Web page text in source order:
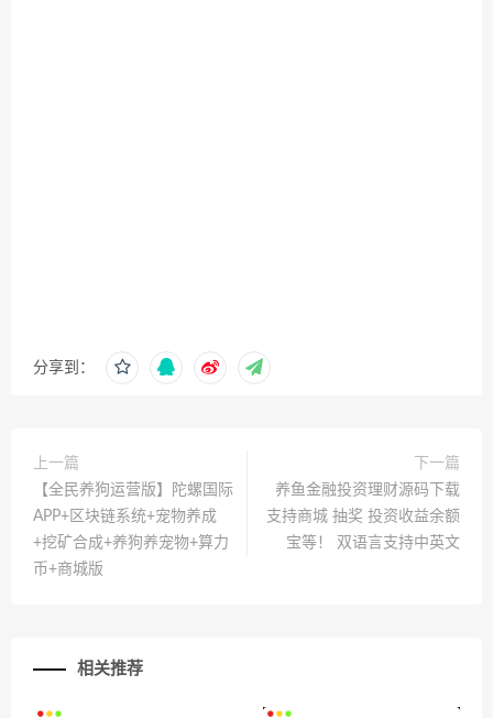
分享到：
上一篇
【全民养狗运营版】陀螺国际
APP+区块链系统+宠物养成
+挖矿合成+养狗养宠物+算力
币+商城版
下一篇
养鱼金融投资理财源码下载
支持商城 抽奖 投资收益余额
宝等！ 双语言支持中英文
相关推荐